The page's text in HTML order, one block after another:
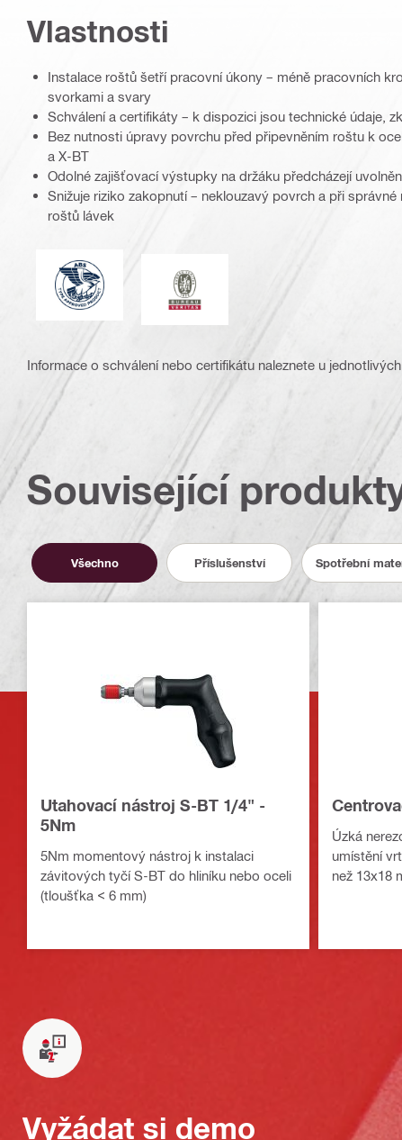
Vlastnosti
Instalace roštů šetří pracovní úkony – méně pracovních
svorkami a svary
Schválení a certifikáty – k dispozici jsou technické údaje,
Bez nutnosti úpravy povrchu před připevněním roštu k
a X-BT
Odolné zajišťovací výstupky na držáku předcházejí
Snižuje riziko zakopnutí – neklouzavý povrch a při
roštů lávek
American Bureau of Shipping
Bureau Veritas
Informace o schválení nebo certifikátu naleznete u
Související
Všechno Příslušenství Spotřební
Utahovací nástroj S-BT 1/4" -
5Nm
5Nm momentový nástroj k instalaci
závitových tyčí S-BT do hliníku nebo oceli
(tloušťka < 6 mm)
Úzká
umístění
než 13x18
Vyžádat si demo